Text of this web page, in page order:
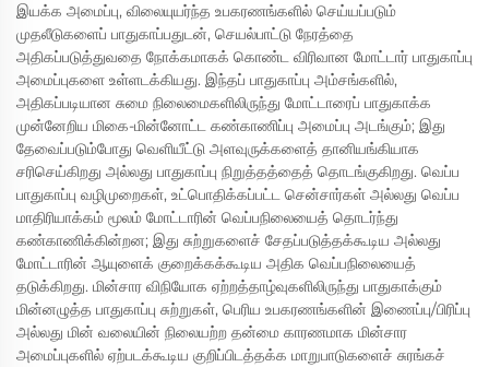
இயக்க அமைப்பு, விலையுயர்ந்த உபகரணங்களில் செய்யப்படும்
முதலீடுகளைப் பாதுகாப்பதுடன், செயல்பாட்டு நேரத்தை
அதிகப்படுத்துவதை நோக்கமாகக் கொண்ட விரிவான மோட்டார் பாதுகாப்பு
அமைப்புகளை உள்ளடக்கியது. இந்தப் பாதுகாப்பு அம்சங்களில்,
அதிகப்படியான சுமை நிலைமைகளிலிருந்து மோட்டாரைப் பாதுகாக்க
முன்னேறிய மிகை-மின்னோட்ட கண்காணிப்பு அமைப்பு அடங்கும்; இது
தேவைப்படும்போது வெளியீட்டு அளவுருக்களைத் தானியங்கியாக
சரிசெய்கிறது அல்லது பாதுகாப்பு நிறுத்தத்தைத் தொடங்குகிறது. வெப்ப
பாதுகாப்பு வழிமுறைகள், உட்பொதிக்கப்பட்ட சென்சார்கள் அல்லது வெப்ப
மாதிரியாக்கம் மூலம் மோட்டாரின் வெப்பநிலையைத் தொடர்ந்து
கண்காணிக்கின்றன; இது சுற்றுகளைச் சேதப்படுத்தக்கூடிய அல்லது
மோட்டாரின் ஆயுளைக் குறைக்கக்கூடிய அதிக வெப்பநிலையைத்
தடுக்கிறது. மின்சார விநியோக ஏற்றத்தாழ்வுகளிலிருந்து பாதுகாக்கும்
மின்னழுத்த பாதுகாப்பு சுற்றுகள், பெரிய உபகரணங்களின் இணைப்பு/பிரிப்பு
அல்லது மின் வலையின் நிலையற்ற தன்மை காரணமாக மின்சார
அமைப்புகளில் ஏற்படக்கூடிய குறிப்பிடத்தக்க மாறுபாடுகளைச் சுரங்கச்